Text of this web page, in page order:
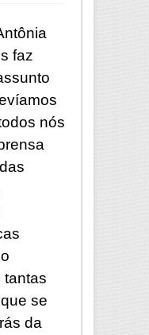
faz
nós
tantas
se
da